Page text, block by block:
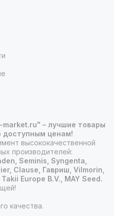
– лучшие товары
доступным ценам!
высококачественной
производителей:
Seminis, Syngenta,
Clause, Гавриш, Vilmorin,
Europe B.V., MAY Seed.
качества.